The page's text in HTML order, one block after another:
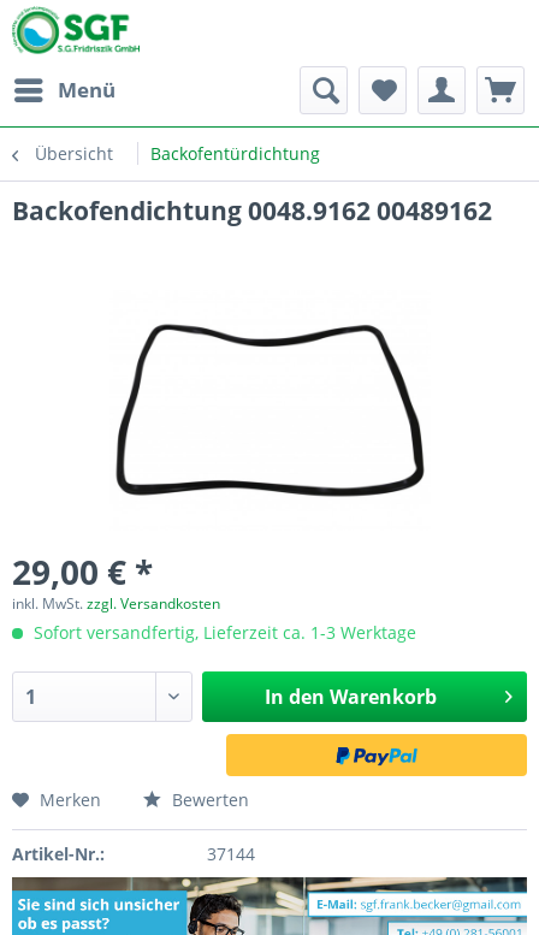
Menü
Übersicht Backofentürdichtung
Backofendichtung 0048.9162 00489162
29,00 € *
inkl. MwSt.zzgl. Versandkosten
Sofort versandfertig, Lieferzeit ca. 1-3 Werktage
In den Warenkorb
Merken Bewerten
Artikel-Nr.: 37144